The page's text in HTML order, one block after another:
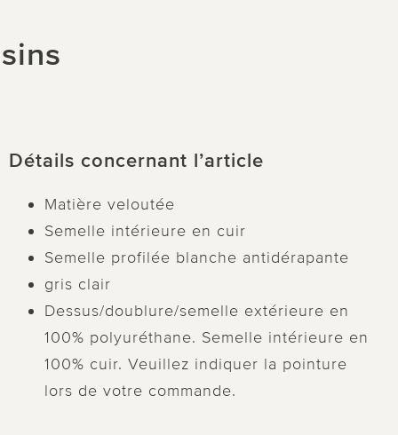
Détails concernant l’article
Matière veloutée
Semelle intérieure en cuir
Semelle profilée blanche antidérapante
gris clair
Dessus/doublure/semelle extérieure en
100% polyuréthane. Semelle intérieure en
100% cuir. Veuillez indiquer la pointure
lors de votre commande.